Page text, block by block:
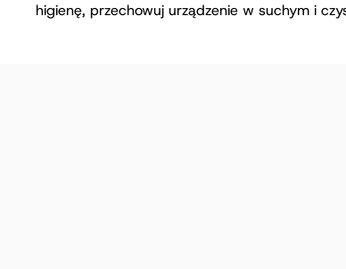
higienę, przechowuj urządzenie w suchym i